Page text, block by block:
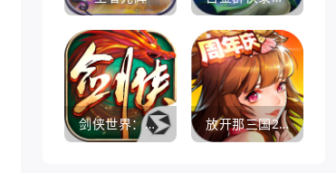
剑侠世界：起源 放开那三国2360版